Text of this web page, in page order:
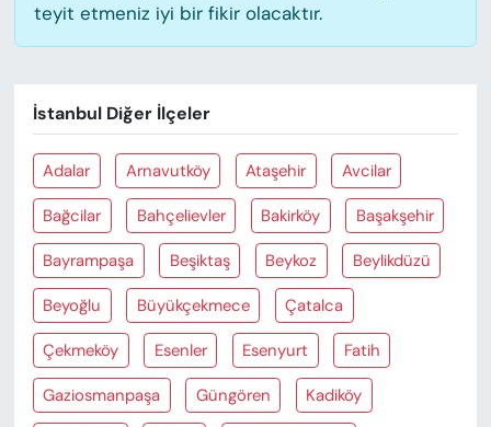
teyit etmeniz iyi bir fikir olacaktır.
İstanbul Diğer İlçeler
Adalar Arnavutköy Ataşehir Avcilar
Bağcilar Bahçelievler Bakirköy Başakşehir
Bayrampaşa Beşiktaş Beykoz Beylikdüzü
Beyoğlu Büyükçekmece Çatalca
Çekmeköy Esenler Esenyurt Fatih
Gaziosmanpaşa Güngören Kadiköy